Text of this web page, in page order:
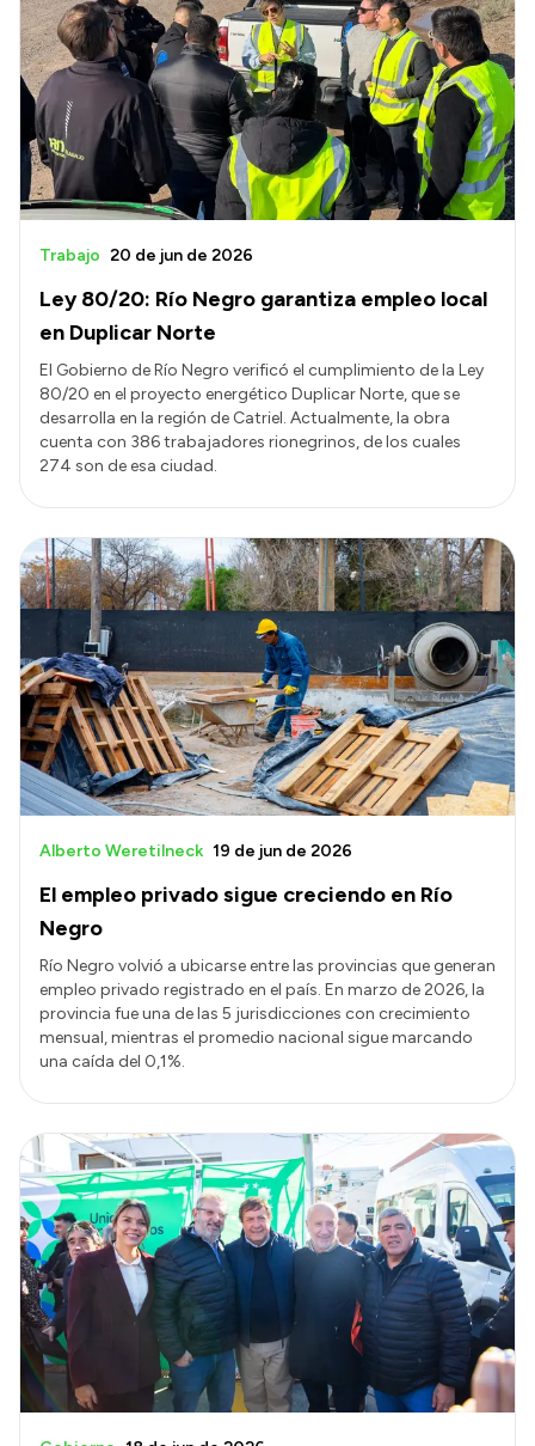
Ley 80/20: Río Negro garantiza empleo local
en Duplicar Norte
Trabajo 20 de jun de 2026
El Gobierno de Río Negro verificó el cumplimiento de la Ley
80/20 en el proyecto energético Duplicar Norte, que se
desarrolla en la región de Catriel. Actualmente, la obra
cuenta con 386 trabajadores rionegrinos, de los cuales
274 son de esa ciudad.
El empleo privado sigue creciendo en Río
Negro
Alberto Weretilneck 19 de jun de 2026
Río Negro volvió a ubicarse entre las provincias que generan
empleo privado registrado en el país. En marzo de 2026, la
provincia fue una de las 5 jurisdicciones con crecimiento
mensual, mientras el promedio nacional sigue marcando
una caída del 0,1%.